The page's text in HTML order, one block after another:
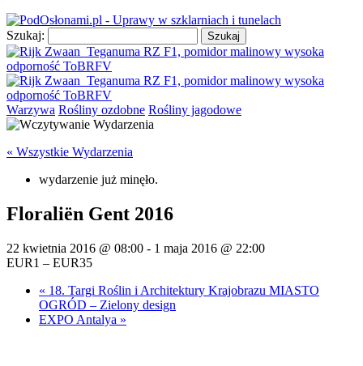
Szukaj:
Warzywa Rośliny ozdobne Rośliny jagodowe
« Wszystkie Wydarzenia
wydarzenie już minęło.
Floraliën Gent 2016
22 kwietnia 2016 @ 08:00 - 1 maja 2016 @ 22:00
EUR1 – EUR35
« 18. Targi Roślin i Architektury Krajobrazu MIASTO
OGRÓD – Zielony design
EXPO Antalya »